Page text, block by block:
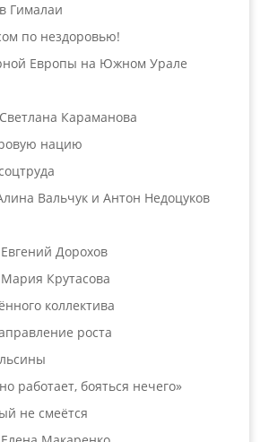
Гималаи
по нездоровью!
Европы на Южном Урале
Караманова
нацию
Вальчук и Антон Недоцуков
Дорохов
Крутасова
коллектива
роста
работает, бояться нечего»
не смеётся